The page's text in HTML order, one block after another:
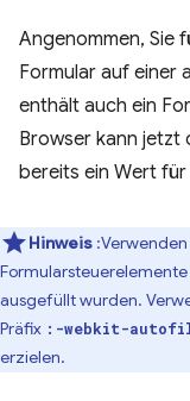
Angenommen, Sie
Formular auf einer
enthält auch ein
Browser kann jetzt
bereits ein Wert für
Hinweis :Verwenden
ausgefüllt wurden.
Präfix :-webkit-
erzielen.